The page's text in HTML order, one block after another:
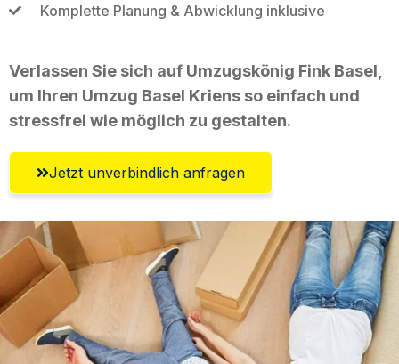
Komplette Planung & Abwicklung inklusive
Verlassen Sie sich auf Umzugskönig Fink Basel,
um Ihren Umzug Basel Kriens so einfach und
stressfrei wie möglich zu gestalten.
Jetzt unverbindlich anfragen